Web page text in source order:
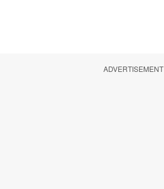
ADVERTISEMENT